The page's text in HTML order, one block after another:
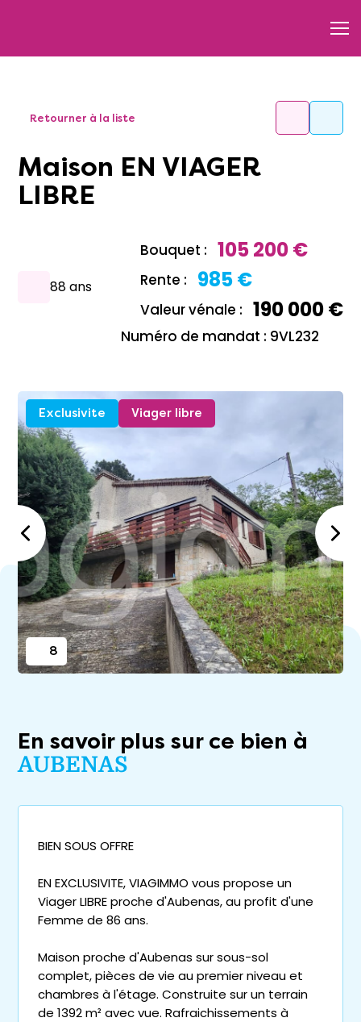
Retourner à la liste
Maison EN VIAGER
LIBRE
88 ans
Bouquet : 105 200 €
Rente : 985 €
Valeur vénale : 190 000 €
Numéro de mandat : 9VL232
Exclusivite Viager libre
8
En savoir plus sur ce bien à
AUBENAS
BIEN SOUS OFFRE
EN EXCLUSIVITE, VIAGIMMO vous propose un
Viager LIBRE proche d'Aubenas, au profit d'une
Femme de 86 ans.
Maison proche d'Aubenas sur sous-sol
complet, pièces de vie au premier niveau et
chambres à l'étage. Construite sur un terrain
de 1392 m² avec vue. Rafraichissements à